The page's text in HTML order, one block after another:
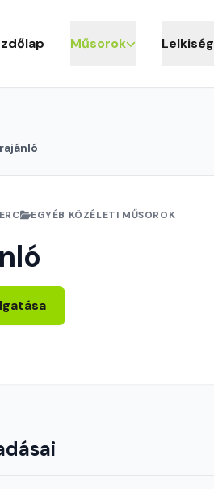
Műsorok Lelkiség
EGYÉB KÖZÉLETI MŰSOROK